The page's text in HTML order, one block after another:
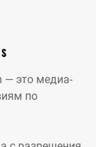
— это медиа-
по